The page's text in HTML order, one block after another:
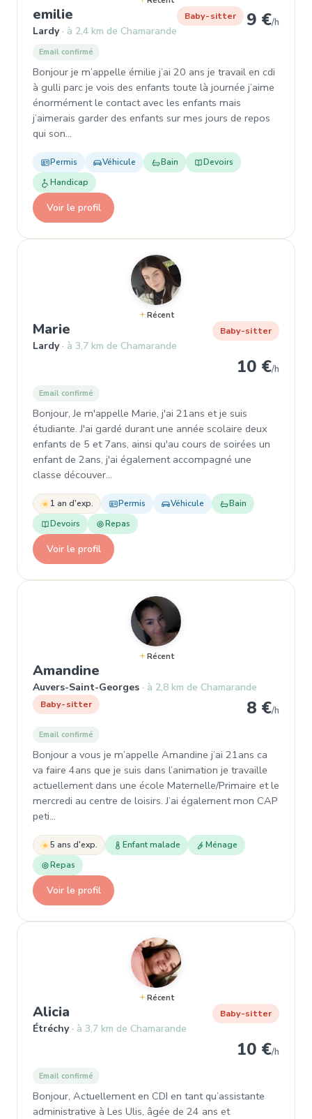
emilie , Garde d'enfant à Lardy
Lardy à 2,4 km de Chamarande
Baby-sitter 9 €/h
Email confirmé
Bonjour je m’appelle émilie j’ai 20 ans je travail en cdi
à gulli parc je vois des enfants toute là journée j’aime
énormément le contact avec les enfants mais
j’aimerais garder des enfants sur mes jours de repos
qui son…
Permis Véhicule Bain
Devoirs
Handicap
Voir le profil
Récent
Marie , Garde d'enfant à Lardy
Lardy à 3,7 km de Chamarande
Baby-sitter
10 €/h
Email confirmé
Bonjour, Je m'appelle Marie, j'ai 21ans et je suis
étudiante. J'ai gardé durant une année scolaire deux
enfants de 5 et 7ans, ainsi qu'au cours de soirées un
enfant de 2ans, j'ai également accompagné une
classe découver…
1 an d'exp. Permis Véhicule
Bain
Devoirs
Repas
Voir le profil
Récent
Amandine
Auvers-Saint-Georges à 2,8 km de Chamarande
Baby-sitter 8 €/h
Email confirmé
Bonjour a vous je m’appelle Amandine j’ai 21ans ca
va faire 4ans que je suis dans l’animation je travaille
actuellement dans une école Maternelle/Primaire et le
mercredi au centre de loisirs. J’ai également mon CAP
peti…
5 ans d'exp. Enfant malade
Ménage
Repas
Voir le profil
Récent
Alicia , Garde d'enfant à Étréchy
Étréchy à 3,7 km de Chamarande
Baby-sitter
10 €/h
Email confirmé
Bonjour, Actuellement en CDI en tant qu’assistante
administrative à Les Ulis, âgée de 24 ans et